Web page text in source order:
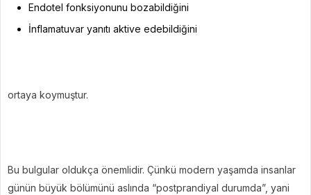
Endotel fonksiyonunu bozabildiğini
İnflamatuvar yanıtı aktive edebildiğini
ortaya koymuştur.
Bu bulgular oldukça önemlidir. Çünkü modern yaşamda insanlar
günün büyük bölümünü aslında “postprandiyal durumda”, yani